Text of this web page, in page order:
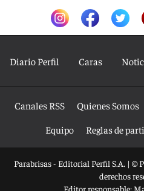
Diario Perfil Caras
Canales RSS Quienes Somos
Equipo
Reglas de
Parabrisas - Editorial Perfil S.A. | ©
derechos